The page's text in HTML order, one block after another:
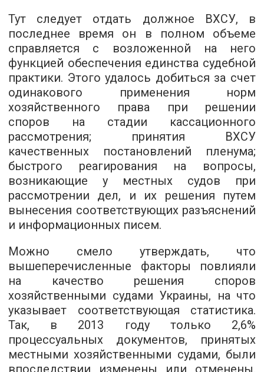
Тут следует отдать должное ВХСУ, в
последнее время он в полном объеме
справляется с возложенной на него
функцией обеспечения единства судебной
практики. Этого удалось добиться за счет
одинакового применения норм
хозяйственного права при решении
споров на стадии кассационного
рассмотрения; принятия ВХСУ
качественных постановлений пленума;
быстрого реагирования на вопросы,
возникающие у местных судов при
рассмотрении дел, и их решения путем
вынесения соответствующих разъяснений
и информационных писем.
Можно смело утверждать, что
вышеперечисленные факторы повлияли
на качество решения споров
хозяйственными судами Украины, на что
указывает соответствующая статистика.
Так, в 2013 году только 2,6%
процессуальных документов, принятых
местными хозяйственными судами, были
впоследствии изменены или отменены.